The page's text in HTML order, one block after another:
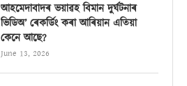
আহমেদাবাদৰ ভয়াৱহ বিমান দুৰ্ঘটনাৰ
ভিডিঅ’ ৰেকৰ্ডিং কৰা আৰিয়ান এতিয়া
কেনে আছে?
June 13, 2026